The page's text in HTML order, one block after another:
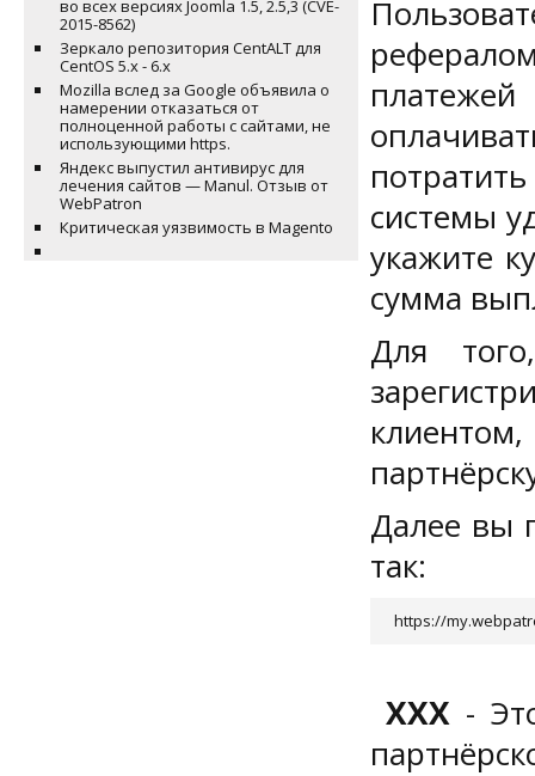
во всех версиях Joomla 1.5, 2.5,3 (CVE-
2015-8562)
Зеркало репозитория CentALT для
CentOS 5.x - 6.x
Mozilla вслед за Google объявила о
намерении отказаться от
полноценной работы с сайтами, не
использующими https.
Яндекс выпустил антивирус для
лечения сайтов — Manul. Отзыв от
WebPatron
Критическая уязвимость в Magento
системы
укажите
сумма
Для
Далее вы
так:
https://
XXX -